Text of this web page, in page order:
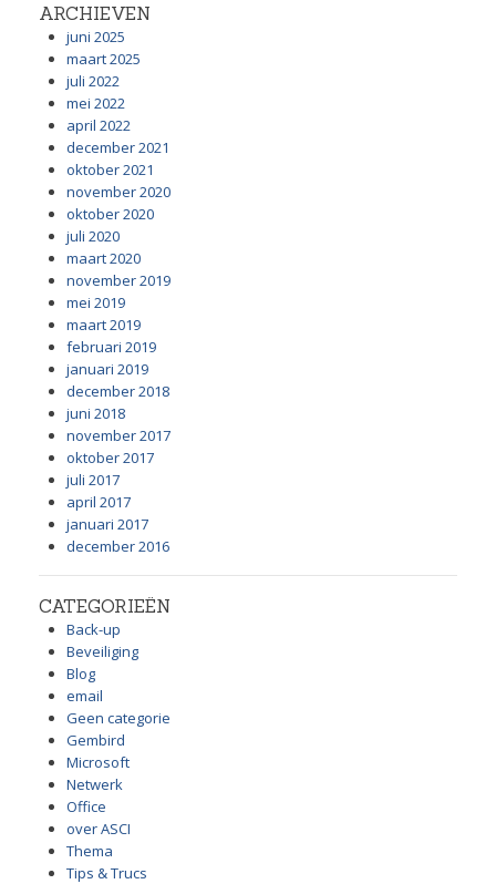
ARCHIEVEN
juni 2025
maart 2025
juli 2022
mei 2022
april 2022
december 2021
oktober 2021
november 2020
oktober 2020
juli 2020
maart 2020
november 2019
mei 2019
maart 2019
februari 2019
januari 2019
december 2018
juni 2018
november 2017
oktober 2017
juli 2017
april 2017
januari 2017
december 2016
CATEGORIEËN
Back-up
Beveiliging
Blog
email
Geen categorie
Gembird
Microsoft
Netwerk
Office
over ASCI
Thema
Tips & Trucs